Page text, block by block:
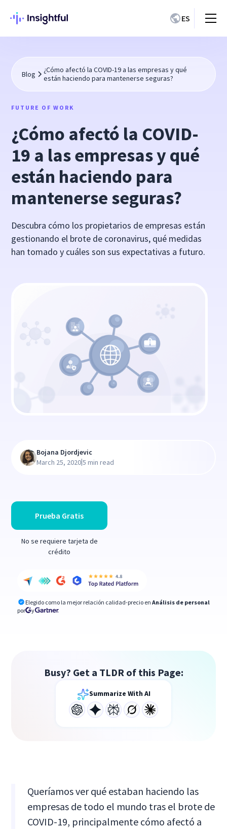
ES
Blog
¿Cómo afectó la COVID-19 a las empresas y qué
están haciendo para mantenerse seguras?
FUTURE OF WORK
¿Cómo afectó la COVID-
19 a las empresas y qué
están haciendo para
mantenerse seguras?
Descubra cómo los propietarios de empresas están
gestionando el brote de coronavirus, qué medidas
han tomado y cuáles son sus expectativas a futuro.
Prueba Gratis
No se requiere tarjeta de
crédito
Elegido como la mejor relación calidad-precio en Análisis de personal
por
y
Bojana Djordjevic
March 25, 2020|5 min read
Busy? Get a TLDR of this Page:
Summarize With AI
Queríamos ver qué estaban haciendo las
empresas de todo el mundo tras el brote de
COVID-19, principalmente cómo afectó a